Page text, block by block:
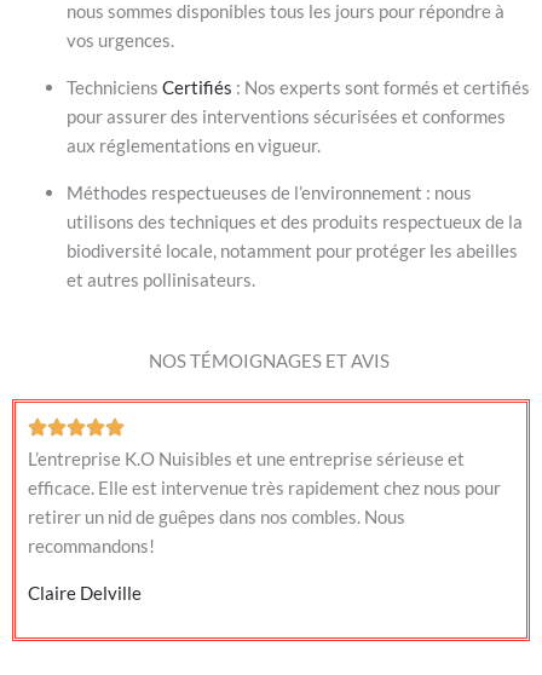
nous sommes disponibles tous les jours pour répondre à
vos urgences.
Techniciens Certifiés : Nos experts sont formés et certifiés
pour assurer des interventions sécurisées et conformes
aux réglementations en vigueur.
Méthodes respectueuses de l’environnement : nous
utilisons des techniques et des produits respectueux de la
biodiversité locale, notamment pour protéger les abeilles
et autres pollinisateurs.
NOS TÉMOIGNAGES ET AVIS
L’entreprise K.O Nuisibles et une entreprise sérieuse et
efficace. Elle est intervenue très rapidement chez nous pour
retirer un nid de guêpes dans nos combles. Nous
recommandons!
Claire Delville